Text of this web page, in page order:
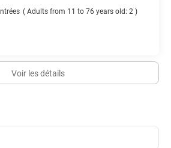
( Adults from 11 to 76 years old: 2 )
Voir les détails